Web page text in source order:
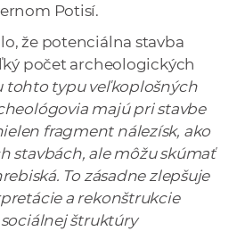
í
k
o
c
h
S
A
V
Potisí.
že potenciálna stavba
počet archeologických
tohto typu veľkoplošných
majú pri stavbe
fragment nálezísk, ako
stavbách, ale môžu skúmať
To zásadne zlepšuje
a rekonštrukcie
štruktúry